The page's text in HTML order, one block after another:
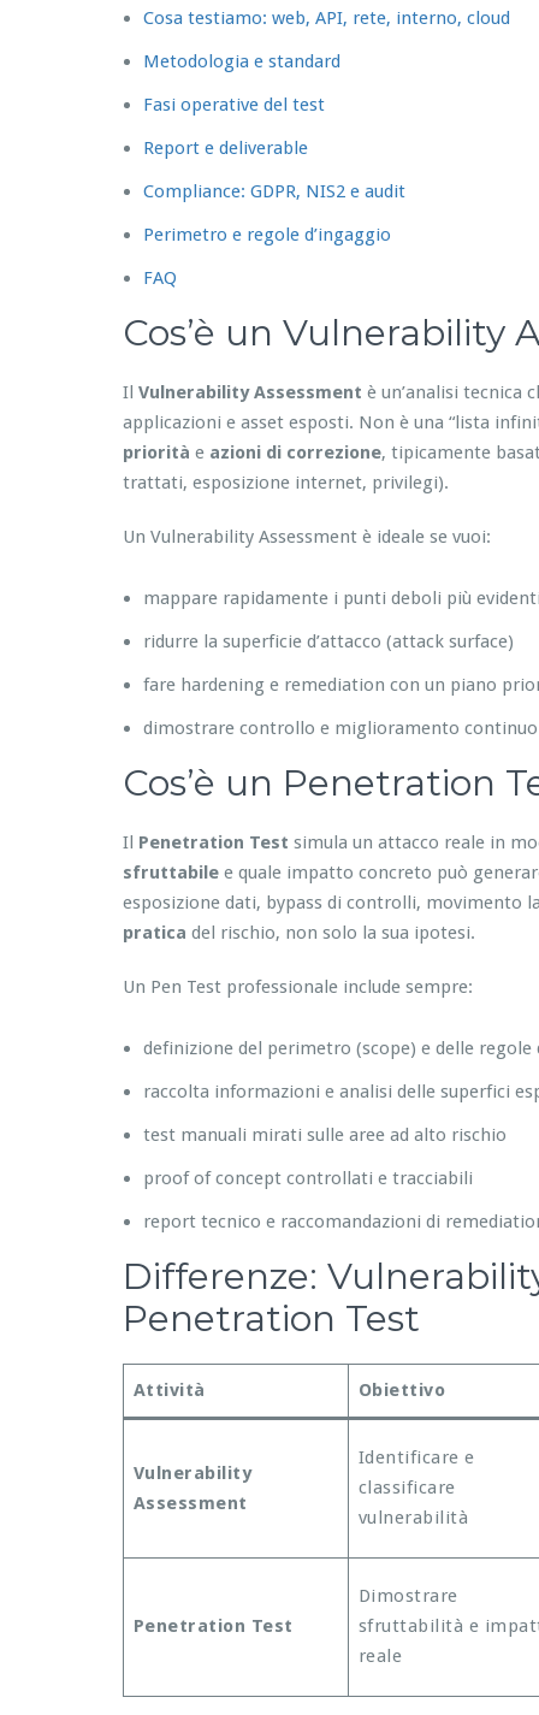
Cosa testiamo: web, API, rete, interno, cloud
Metodologia e standard
Fasi operative del test
Report e deliverable
Compliance: GDPR, NIS2 e audit
Perimetro e regole d’ingaggio
FAQ
Cos’è un Vulnerability
Il Vulnerability Assessment è un’analisi tecnica
applicazioni e asset esposti. Non è una “lista
priorità e azioni di correzione, tipicamente
trattati, esposizione internet, privilegi).
Un Vulnerability Assessment è ideale se vuoi:
mappare rapidamente i punti deboli più
ridurre la superficie d’attacco (attack surface)
fare hardening e remediation con un piano
dimostrare controllo e miglioramento
Cos’è un Penetration
Il Penetration Test simula un attacco reale in
sfruttabile e quale impatto concreto può
esposizione dati, bypass di controlli, movimento
pratica del rischio, non solo la sua ipotesi.
Un Pen Test professionale include sempre:
definizione del perimetro (scope) e delle regole
raccolta informazioni e analisi delle superfici
test manuali mirati sulle aree ad alto rischio
proof of concept controllati e tracciabili
report tecnico e raccomandazioni di
Differenze:
Penetration Test
Attività Obiettivo
Vulnerability
Assessment
Identificare e
classificare
vulnerabilità
Penetration Test
Dimostrare
sfruttabilità e
reale